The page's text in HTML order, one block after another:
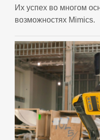
Их успех во многом
возможностях Mimics.